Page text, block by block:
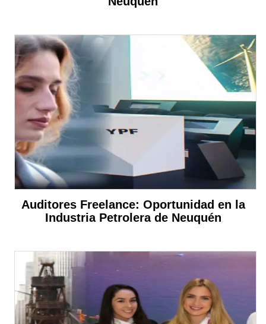
Auditores Freelance: Oportunidad en la
Industria Petrolera de Neuquén